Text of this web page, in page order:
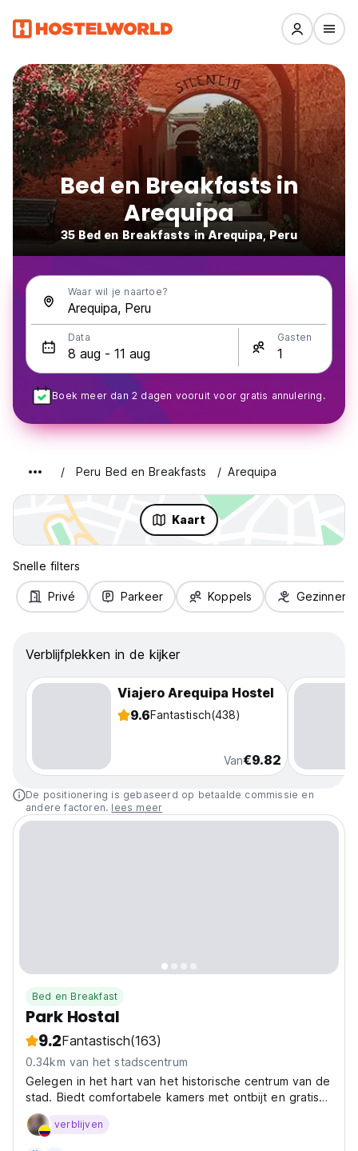
Bed en Breakfasts in
Arequipa
35 Bed en Breakfasts in Arequipa, Peru
Waar wil je naartoe?
Data Gasten
Boek meer dan 2 dagen vooruit voor gratis annulering.
Peru Bed en Breakfasts Arequipa
Kaart
Snelle filters
Privé Parkeer Koppels Gezinnen
Verblijfplekken in de kijker
Viajero Arequipa Hostel
9.6Fantastisch(438)
Van€9.82
De positionering is gebaseerd op betaalde commissie en
andere factoren. lees meer
Bed en Breakfast
Park Hostal
9.2Fantastisch(163)
0.34km van het stadscentrum
Gelegen in het hart van het historische centrum van de
stad. Biedt comfortabele kamers met ontbijt en gratis
WiFi.
verblijven